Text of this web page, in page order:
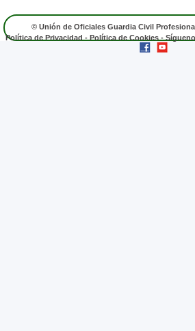
© Unión de Oficiales Guardia Civil
Política de Privacidad - Política de Cookies -